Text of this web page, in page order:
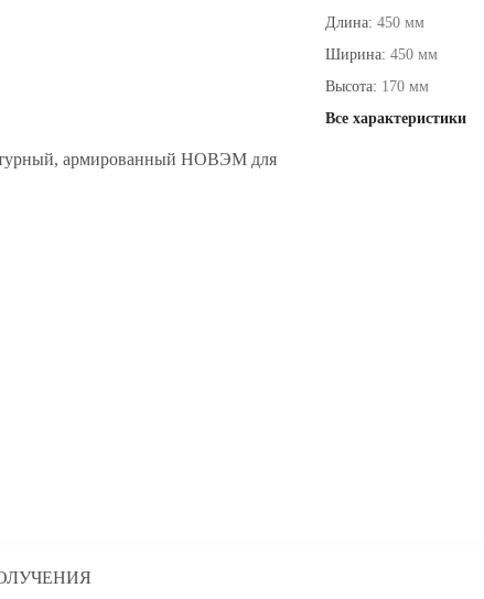
Длина: 450 мм
Ширина: 450 мм
Высота: 170 мм
Все характеристики